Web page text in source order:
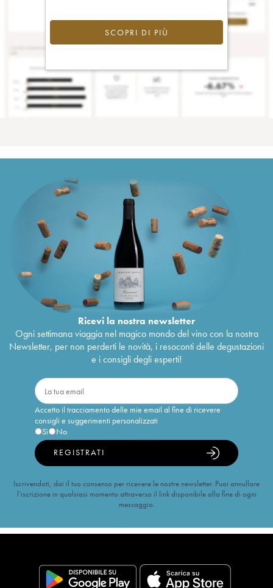
SCOPRI DI PIÙ
Ricevi la nostra newsletter
Ogni settimana viaggia nel magico mondo del vino con la nostra
Newsletter, per non perderti le novità, i resoconti delle degustazioni
e i consigli degli esperti!
Accetto il tracciamento delle mie email al fine di ricevere
consigli e suggerimenti personalizzati
Sì
No
REGISTRATI
Iscrivendoti, dai il tuo consenso per ricevere le nostre newsletter. Puoi annullare
l’iscrizione in qualsiasi momento attraverso il link disponibile alla fine di ogni
messaggio.